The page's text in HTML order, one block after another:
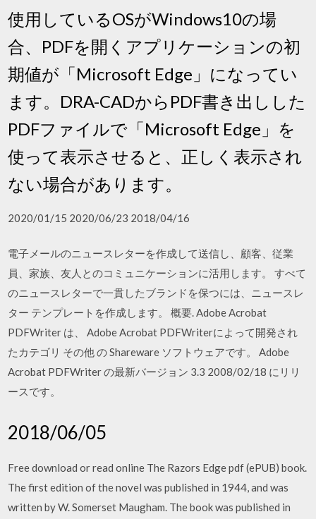
使用しているOSがWindows10の場
合、PDFを開くアプリケーションの初
期値が「Microsoft Edge」になってい
ます。DRA-CADからPDF書き出しした
PDFファイルで「Microsoft Edge」を
使って表示させると、正しく表示され
ない場合があります。
2020/01/15 2020/06/23 2018/04/16
電子メールのニュースレターを作成して送信し、顧客、従業
員、家族、友人とのコミュニケーションに活用します。 すべて
のニュースレターで一貫したブランドを保つには、ニュースレ
ター テンプレートを作成します。 概要. Adobe Acrobat
PDFWriter は、 Adobe Acrobat PDFWriterによって開発され
たカテゴリ その他 の Shareware ソフトウェアです。 Adobe
Acrobat PDFWriter の最新バージョン 3.3 2008/02/18 にリリ
ースです。
2018/06/05
Free download or read online The Razors Edge pdf (ePUB) book.
The first edition of the novel was published in 1944, and was
written by W. Somerset Maugham. The book was published in